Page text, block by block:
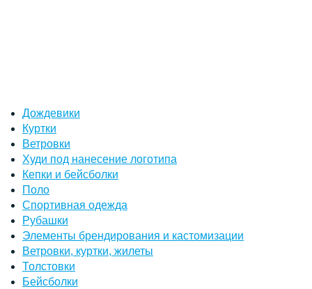
Дождевики
Куртки
Ветровки
Худи под нанесение логотипа
Кепки и бейсболки
Поло
Спортивная одежда
Рубашки
Элементы брендирования и кастомизации
Ветровки, куртки, жилеты
Толстовки
Бейсболки